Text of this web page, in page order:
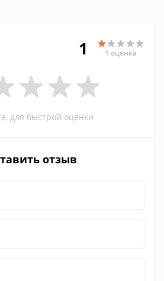
1 1 оценка
для быстрой оценки
отзыв